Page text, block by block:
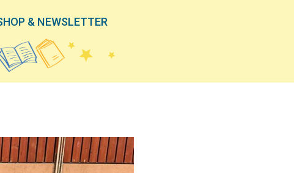
& NEWSLETTER